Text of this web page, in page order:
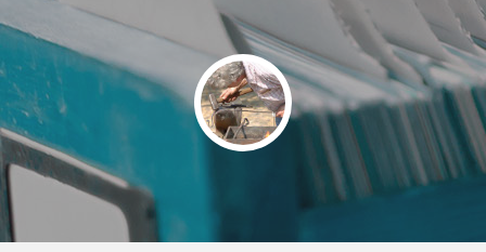
Annuler